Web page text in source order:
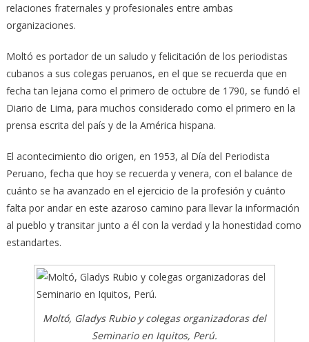
relaciones fraternales y profesionales entre ambas
organizaciones.
Moltó es portador de un saludo y felicitación de los periodistas
cubanos a sus colegas peruanos, en el que se recuerda que en
fecha tan lejana como el primero de octubre de 1790, se fundó el
Diario de Lima, para muchos considerado como el primero en la
prensa escrita del país y de la América hispana.
El acontecimiento dio origen, en 1953, al Día del Periodista
Peruano, fecha que hoy se recuerda y venera, con el balance de
cuánto se ha avanzado en el ejercicio de la profesión y cuánto
falta por andar en este azaroso camino para llevar la información
al pueblo y transitar junto a él con la verdad y la honestidad como
estandartes.
Moltó, Gladys Rubio y colegas organizadoras del
Seminario en Iquitos, Perú.